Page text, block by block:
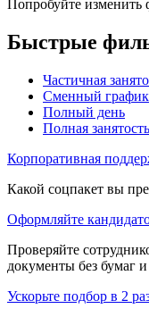
Попробуйте
Быстрые
Частичная
Сменный график
Полный день
Полная занятость
Корпоративная
Какой соцпакет вы
Оформляйте
Проверяйте
документы без бумаг
Ускорьте подбор в 2